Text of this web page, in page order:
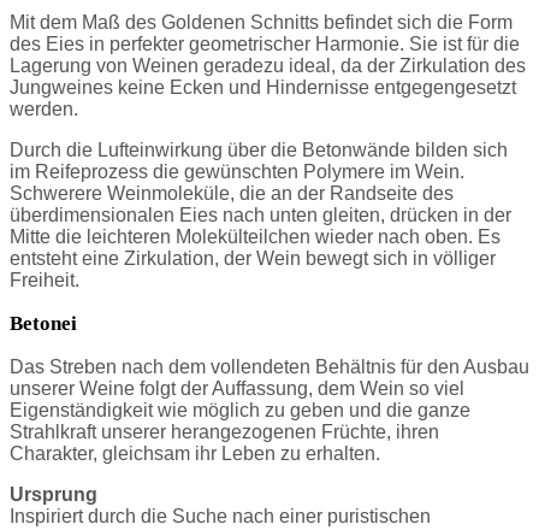
Mit dem Maß des Goldenen Schnitts befindet sich die Form
des Eies in perfekter geometrischer Harmonie. Sie ist für die
Lagerung von Weinen geradezu ideal, da der Zirkulation des
Jungweines keine Ecken und Hindernisse entgegengesetzt
werden.
Durch die Lufteinwirkung über die Betonwände bilden sich
im Reifeprozess die gewünschten Polymere im Wein.
Schwerere Weinmoleküle, die an der Randseite des
überdimensionalen Eies nach unten gleiten, drücken in der
Mitte die leichteren Molekülteilchen wieder nach oben. Es
entsteht eine Zirkulation, der Wein bewegt sich in völliger
Freiheit.
Betonei
Das Streben nach dem vollendeten Behältnis für den Ausbau
unserer Weine folgt der Auffassung, dem Wein so viel
Eigenständigkeit wie möglich zu geben und die ganze
Strahlkraft unserer herangezogenen Früchte, ihren
Charakter, gleichsam ihr Leben zu erhalten.
Ursprung
Inspiriert durch die Suche nach einer puristischen